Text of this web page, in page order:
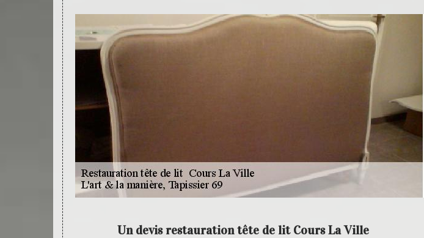
Un devis restauration tête de lit Cours La Ville